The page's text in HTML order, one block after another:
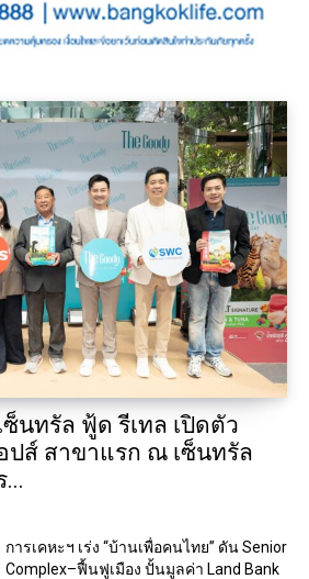
ซ็นทรัล ฟู้ด รีเทล เปิดตัว
อปส์ สาขาแรก ณ เซ็นทรัล
การเคหะฯ เร่ง “บ้านเพื่อคนไทย” ดัน Senior
Complex–ฟื้นฟูเมือง ปั้นมูลค่า Land Bank